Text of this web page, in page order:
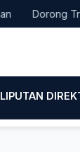
Dorong Transisi
LIPUTAN